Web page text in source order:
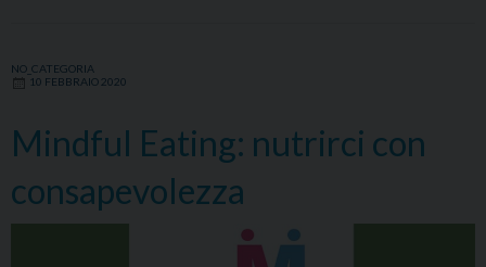
NO_CATEGORIA
10 FEBBRAIO 2020
Mindful Eating: nutrirci con
consapevolezza